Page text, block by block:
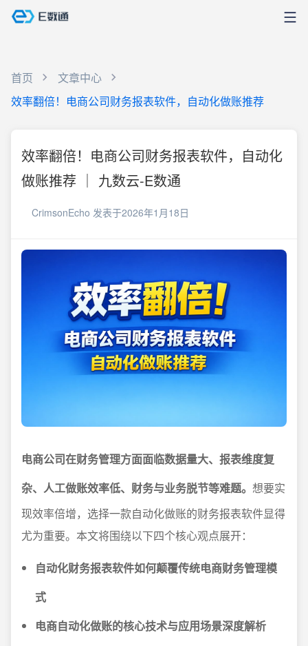
首页
文章中心
效率翻倍！电商公司财务报表软件，自动化做账推荐
效率翻倍！电商公司财务报表软件，自动化
做账推荐 ｜ 九数云-E数通
CrimsonEcho 发表于2026年1月18日
电商公司在财务管理方面面临数据量大、报表维度复
杂、人工做账效率低、财务与业务脱节等难题。 想要实
现效率倍增，选择一款自动化做账的财务报表软件显得
尤为重要。本文将围绕以下四个核心观点展开：
自动化财务报表软件如何颠覆传统电商财务管理模
式
电商自动化做账的核心技术与应用场景深度解析